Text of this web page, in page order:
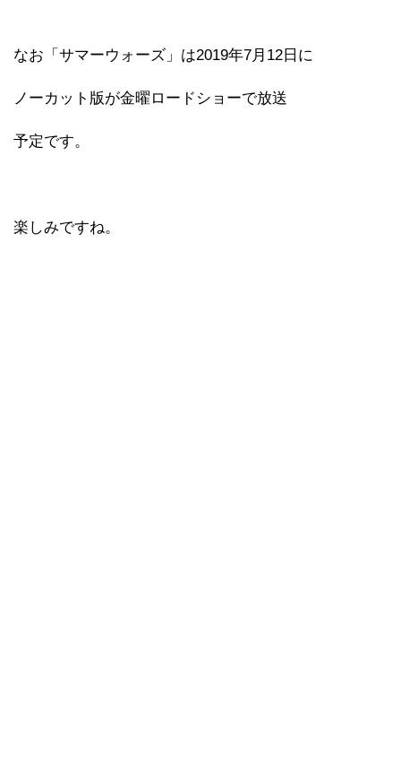
なお「サマーウォーズ」は2019年7月12日に
ノーカット版が金曜ロードショーで放送
予定です。
楽しみですね。